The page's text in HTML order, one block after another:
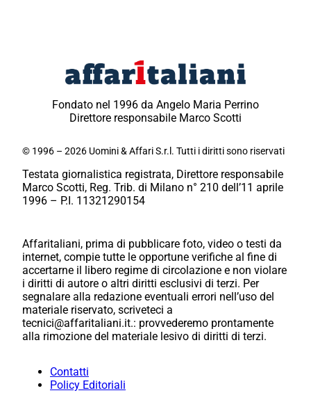
Fondato nel 1996 da Angelo Maria Perrino
Direttore responsabile Marco Scotti
© 1996 – 2026 Uomini & Affari S.r.l. Tutti i diritti sono riservati
Testata giornalistica registrata, Direttore responsabile
Marco Scotti, Reg. Trib. di Milano n° 210 dell’11 aprile
1996 – P.I. 11321290154
Affaritaliani, prima di pubblicare foto, video o testi da
internet, compie tutte le opportune verifiche al fine di
accertarne il libero regime di circolazione e non violare
i diritti di autore o altri diritti esclusivi di terzi. Per
segnalare alla redazione eventuali errori nell’uso del
materiale riservato, scriveteci a
tecnici@affaritaliani.it.: provvederemo prontamente
alla rimozione del materiale lesivo di diritti di terzi.
Contatti
Policy Editoriali